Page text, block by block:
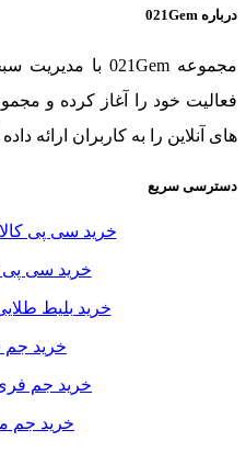
درباره 021Gem
فعالیت خود را آغاز کرده و
های آنلاین را به کاربران ارائه
دسترسی سریع
خرید سی پی
خرید سی پی
خرید بلیط
خرید جم
خرید جم فری
خرید جم